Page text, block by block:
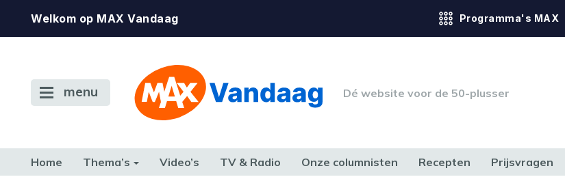
Welkom op MAX Vandaag Programma's MAX
menu Dé website voor de 50-plusser
Home Thema’s Video’s TV & Radio Onze columnisten Recepten Prijsvragen